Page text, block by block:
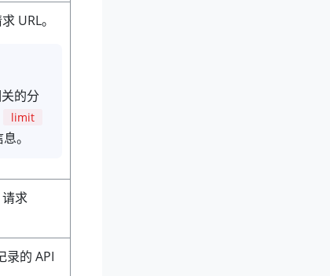
URL。
的分
limit
。
求
录的 API